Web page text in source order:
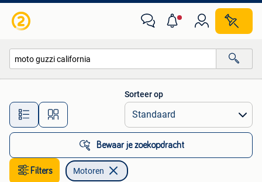
Alle afstanden…
Sorteer op
Bewaar je zoekopdracht
Filters Motoren